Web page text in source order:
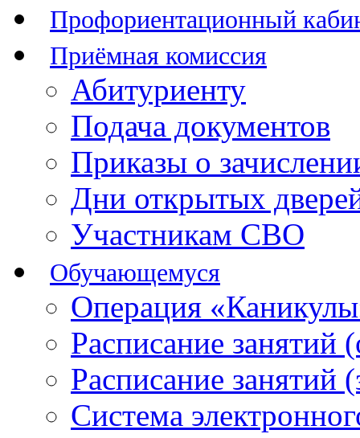
Профориентационный
Приёмная комиссия
Абитуриенту
Подача документов
Приказы о
Дни открытых
Участникам СВО
Обучающемуся
Операция
Расписание занятий
Расписание занятий
Система